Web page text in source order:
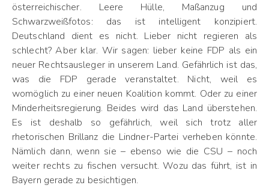
österreichischer. Leere Hülle, Maßanzug und
Schwarzweißfotos: das ist intelligent konzipiert.
Deutschland dient es nicht. Lieber nicht regieren als
schlecht? Aber klar. Wir sagen: lieber keine FDP als ein
neuer Rechtsausleger in unserem Land. Gefährlich ist das,
was die FDP gerade veranstaltet. Nicht, weil es
womöglich zu einer neuen Koalition kommt. Oder zu einer
Minderheitsregierung. Beides wird das Land überstehen.
Es ist deshalb so gefährlich, weil sich trotz aller
rhetorischen Brillanz die Lindner-Partei verheben könnte.
Nämlich dann, wenn sie – ebenso wie die CSU – noch
weiter rechts zu fischen versucht. Wozu das führt, ist in
Bayern gerade zu besichtigen.